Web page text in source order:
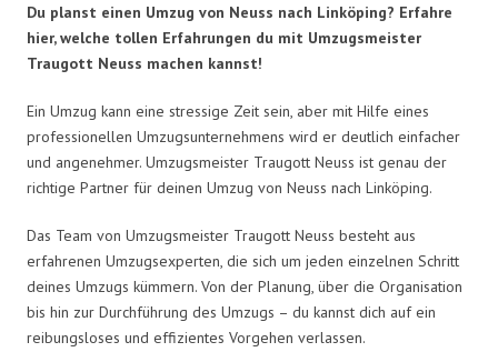
Du planst einen Umzug von Neuss nach Linköping? Erfahre
hier, welche tollen Erfahrungen du mit Umzugsmeister
Traugott Neuss machen kannst!
Ein Umzug kann eine stressige Zeit sein, aber mit Hilfe eines
professionellen Umzugsunternehmens wird er deutlich einfacher
und angenehmer. Umzugsmeister Traugott Neuss ist genau der
richtige Partner für deinen Umzug von Neuss nach Linköping.
Das Team von Umzugsmeister Traugott Neuss besteht aus
erfahrenen Umzugsexperten, die sich um jeden einzelnen Schritt
deines Umzugs kümmern. Von der Planung, über die Organisation
bis hin zur Durchführung des Umzugs – du kannst dich auf ein
reibungsloses und effizientes Vorgehen verlassen.